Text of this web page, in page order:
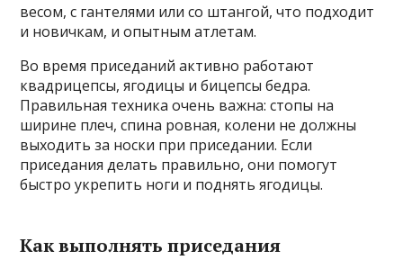
весом, с гантелями или со штангой, что подходит
и новичкам, и опытным атлетам.
Во время приседаний активно работают
квадрицепсы, ягодицы и бицепсы бедра.
Правильная техника очень важна: стопы на
ширине плеч, спина ровная, колени не должны
выходить за носки при приседании. Если
приседания делать правильно, они помогут
быстро укрепить ноги и поднять ягодицы.
Как выполнять приседания